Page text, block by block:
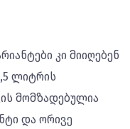
კი მიიღებენ
ლიტრის
მომზადებულია
და ორივე